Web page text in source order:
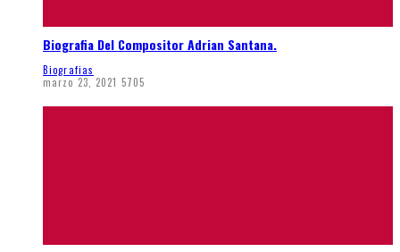
Biografia Del Compositor Adrian Santana.
Biografias
marzo 23, 2021 5705